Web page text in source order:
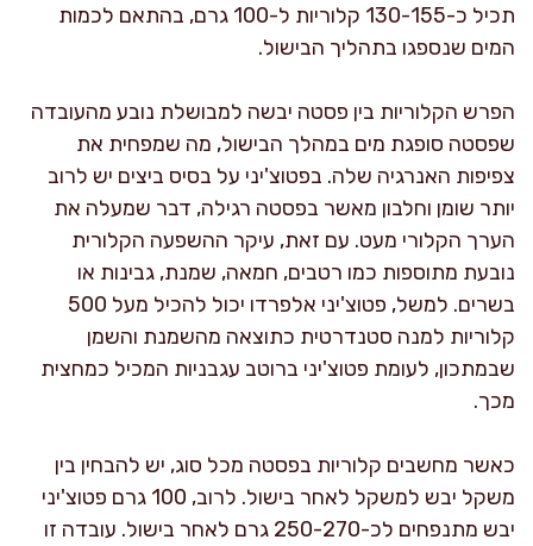
תכיל כ-130-155 קלוריות ל-100 גרם, בהתאם לכמות
המים שנספגו בתהליך הבישול.
הפרש הקלוריות בין פסטה יבשה למבושלת נובע מהעובדה
שפסטה סופגת מים במהלך הבישול, מה שמפחית את
צפיפות האנרגיה שלה. בפטוצ'יני על בסיס ביצים יש לרוב
יותר שומן וחלבון מאשר בפסטה רגילה, דבר שמעלה את
הערך הקלורי מעט. עם זאת, עיקר ההשפעה הקלורית
נובעת מתוספות כמו רטבים, חמאה, שמנת, גבינות או
בשרים. למשל, פטוצ'יני אלפרדו יכול להכיל מעל 500
קלוריות למנה סטנדרטית כתוצאה מהשמנת והשמן
שבמתכון, לעומת פטוצ'יני ברוטב עגבניות המכיל כמחצית
מכך.
כאשר מחשבים קלוריות בפסטה מכל סוג, יש להבחין בין
משקל יבש למשקל לאחר בישול. לרוב, 100 גרם פטוצ'יני
יבש מתנפחים לכ-250-270 גרם לאחר בישול. עובדה זו